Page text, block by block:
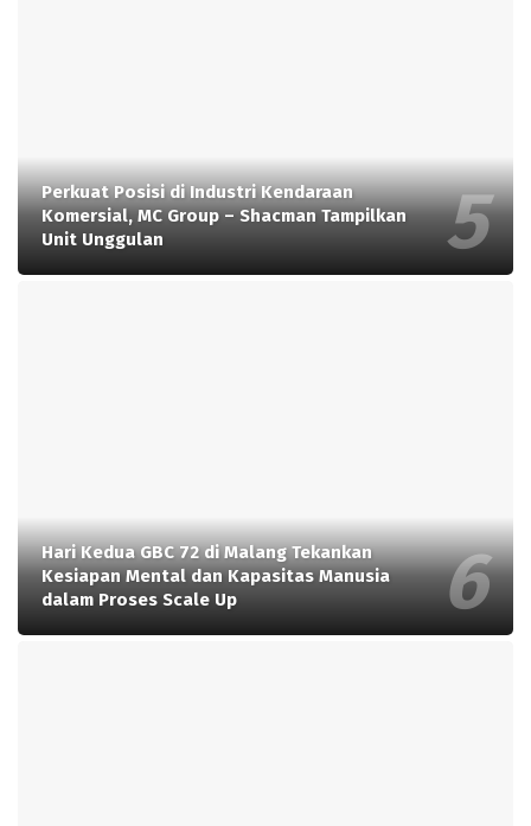
Perkuat Posisi di Industri Kendaraan
Komersial, MC Group – Shacman Tampilkan
Unit Unggulan
Hari Kedua GBC 72 di Malang Tekankan
Kesiapan Mental dan Kapasitas Manusia
dalam Proses Scale Up